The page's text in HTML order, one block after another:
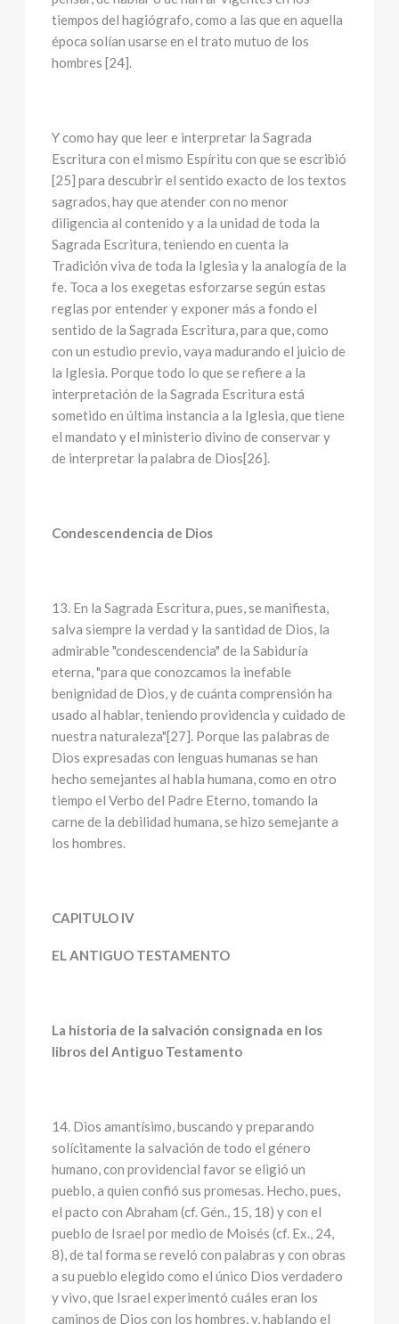
tiempos del hagiógrafo, como a las que en aquella
época solían usarse en el trato mutuo de los
hombres [24].
Y como hay que leer e interpretar la Sagrada
Escritura con el mismo Espíritu con que se escribió
[25] para descubrir el sentido exacto de los textos
sagrados, hay que atender con no menor
diligencia al contenido y a la unidad de toda la
Sagrada Escritura, teniendo en cuenta la
Tradición viva de toda la Iglesia y la analogía de la
fe. Toca a los exegetas esforzarse según estas
reglas por entender y exponer más a fondo el
sentido de la Sagrada Escritura, para que, como
con un estudio previo, vaya madurando el juicio de
la Iglesia. Porque todo lo que se refiere a la
interpretación de la Sagrada Escritura está
sometido en última instancia a la Iglesia, que tiene
el mandato y el ministerio divino de conservar y
de interpretar la palabra de Dios[26].
Condescendencia de Dios
13. En la Sagrada Escritura, pues, se manifiesta,
salva siempre la verdad y la santidad de Dios, la
admirable "condescendencia" de la Sabiduría
eterna, "para que conozcamos la inefable
benignidad de Dios, y de cuánta comprensión ha
usado al hablar, teniendo providencia y cuidado de
nuestra naturaleza"[27]. Porque las palabras de
Dios expresadas con lenguas humanas se han
hecho semejantes al habla humana, como en otro
tiempo el Verbo del Padre Eterno, tomando la
carne de la debilidad humana, se hizo semejante a
los hombres.
CAPITULO IV
EL ANTIGUO TESTAMENTO
La historia de la salvación consignada en los
libros del Antiguo Testamento
14. Dios amantísimo, buscando y preparando
solícitamente la salvación de todo el género
humano, con providencial favor se eligió un
pueblo, a quien confió sus promesas. Hecho, pues,
el pacto con Abraham (cf. Gén., 15, 18) y con el
pueblo de Israel por medio de Moisés (cf. Ex., 24,
8), de tal forma se reveló con palabras y con obras
a su pueblo elegido como el único Dios verdadero
y vivo, que Israel experimentó cuáles eran los
caminos de Dios con los hombres, y, hablando el